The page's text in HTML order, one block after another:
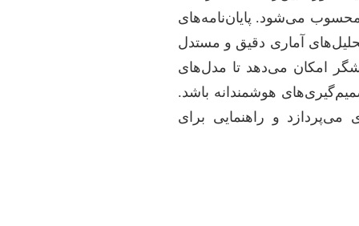
محسوب می‌شود. پایان‌نامه‌های
آماری دقیق و مستدل
امکان می‌دهد تا مدل‌های
هوشمندانه باشد.
می‌پردازد و راهنمایی برای